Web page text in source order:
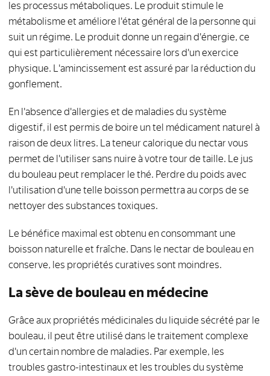
les processus métaboliques. Le produit stimule le
métabolisme et améliore l'état général de la personne qui
suit un régime. Le produit donne un regain d'énergie, ce
qui est particulièrement nécessaire lors d'un exercice
physique. L'amincissement est assuré par la réduction du
gonflement.
En l'absence d'allergies et de maladies du système
digestif, il est permis de boire un tel médicament naturel à
raison de deux litres. La teneur calorique du nectar vous
permet de l'utiliser sans nuire à votre tour de taille. Le jus
du bouleau peut remplacer le thé. Perdre du poids avec
l'utilisation d'une telle boisson permettra au corps de se
nettoyer des substances toxiques.
Le bénéfice maximal est obtenu en consommant une
boisson naturelle et fraîche. Dans le nectar de bouleau en
conserve, les propriétés curatives sont moindres.
La sève de bouleau en médecine
Grâce aux propriétés médicinales du liquide sécrété par le
bouleau, il peut être utilisé dans le traitement complexe
d'un certain nombre de maladies. Par exemple, les
troubles gastro-intestinaux et les troubles du système